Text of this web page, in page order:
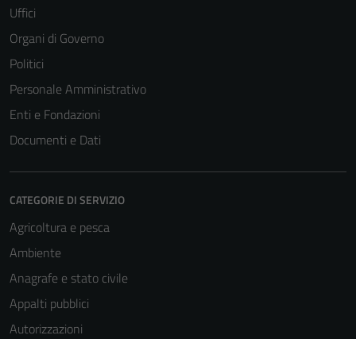
Uffici
Organi di Governo
Politici
Personale Amministrativo
Enti e Fondazioni
Documenti e Dati
CATEGORIE DI SERVIZIO
Agricoltura e pesca
Ambiente
Anagrafe e stato civile
Appalti pubblici
Autorizzazioni